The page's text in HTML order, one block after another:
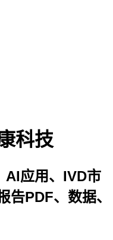
科技
AI应用、IVD市
告PDF、数据、